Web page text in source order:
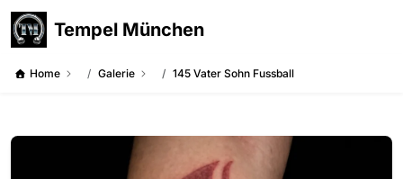
Tempel München
Home Galerie 145 Vater Sohn Fussball